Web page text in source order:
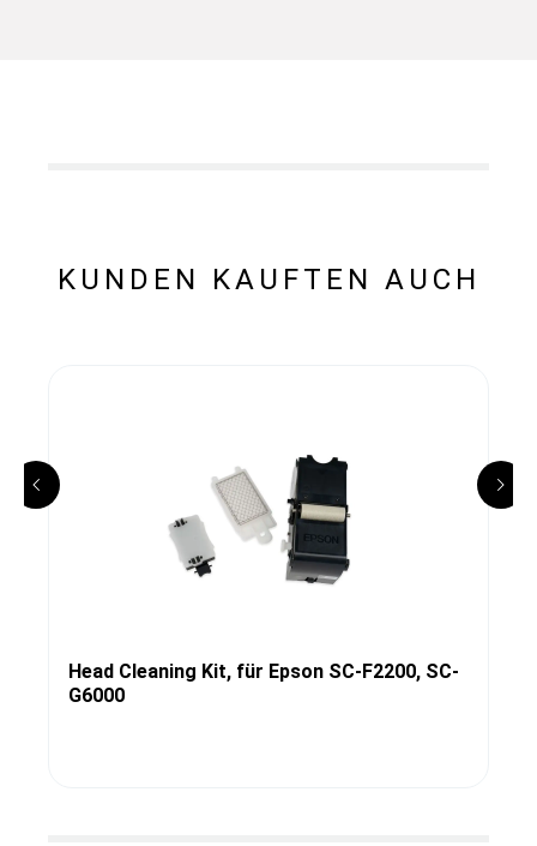
KUNDEN KAUFTEN AUCH
Head Cleaning Kit, für Epson SC-F2200, SC-
G6000